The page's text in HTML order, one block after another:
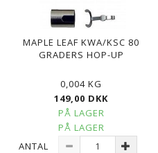
MAPLE LEAF KWA/KSC 80
GRADERS HOP-UP
0,004 KG
149,00 DKK
PÅ LAGER
PÅ LAGER
ANTAL